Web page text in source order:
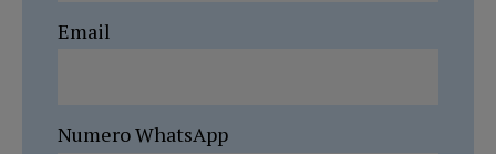
Email
Numero WhatsApp